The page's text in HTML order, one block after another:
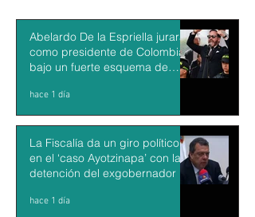
Abelardo De la Espriella jurará
como presidente de Colombia
bajo un fuerte esquema de
hace 1 día
La Fiscalía da un giro político
en el ‘caso Ayotzinapa’ con la
detención del exgobernador de
hace 1 día